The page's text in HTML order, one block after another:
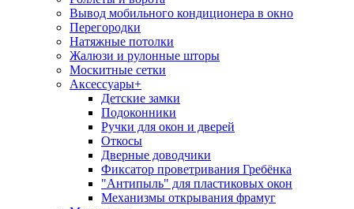
Вывод мобильного кондиционера в окно
Перегородки
Натяжные потолки
Жалюзи и рулонные шторы
Москитные сетки
Аксессуары+
Детские замки
Подоконники
Ручки для окон и дверей
Откосы
Дверные доводчики
Фиксатор проветривания Гребёнка
"Антипыль" для пластиковых окон
Механизмы открывания фрамуг